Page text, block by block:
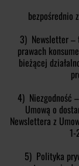
bezpośrednio
3) Newsletter –
prawach
bieżącej
4) Niezgodność
Umową o
Newslettera z
5) Polityka